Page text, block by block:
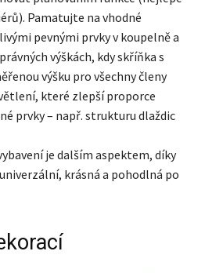
Pamatujte na vhodné
pevnými prvky v koupelně a
výškách, kdy skříňka s
výšku pro všechny členy
které zlepší proporce
prvky – např. strukturu dlaždic
je dalším aspektem, díky
krásná a pohodlná po